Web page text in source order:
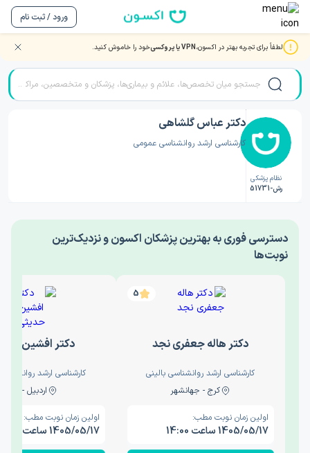
ورود / ثبت نام
لطفاً برای تجربه بهتر در اکسون،VPN یا پروکسی خود را خاموش کنید. صفحه اصلی/دکتر روانشناسی/دکتر عباس گلشاهی
نظام پزشکی
رش-51731
دکتر عباس گلشاهی
کارشناسی ارشد روانشناسی عمومی
‎دسترسی فوری به بهترین پزشکان اکسون و نزدیک‌ترین
نوبت‌ها
5
دکتر هاله جعفری نجد
کارشناسی ارشد روانشناسی بالینی
کرج - جهانشهر
اولین زمان نوبت مطب:
1405/05/17 ساعت 14:00
دکتر افشین
کارشناسی ارشد
اردبیل - والی
اولین زمان نوبت مطب:
1405/05/17 ساعت 15:00